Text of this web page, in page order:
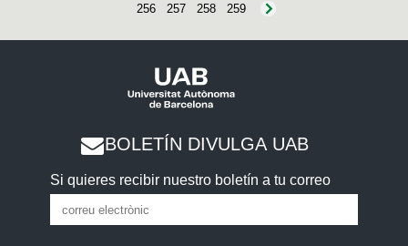
256
257 258 259
BOLETÍN DIVULGA UAB
Si quieres recibir nuestro boletín a tu correo